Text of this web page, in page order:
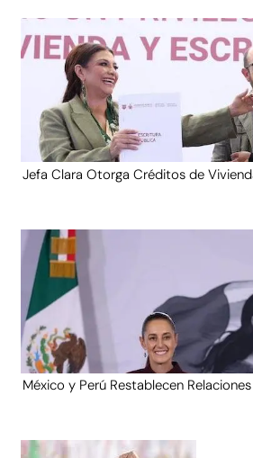
Jefa Clara Otorga Créditos de
México y Perú Restablecen